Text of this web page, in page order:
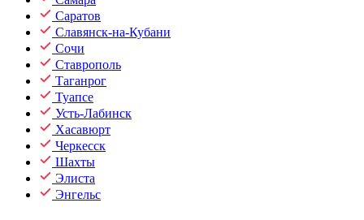
Саратов
Славянск-на-Кубани
Сочи
Ставрополь
Таганрог
Туапсе
Усть-Лабинск
Хасавюрт
Черкесск
Шахты
Элиста
Энгельс